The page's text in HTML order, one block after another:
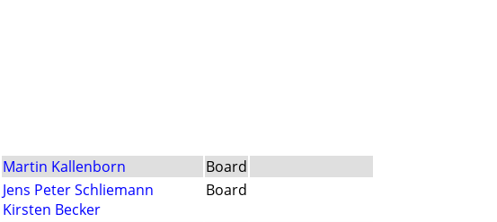
Martin Kallenborn
Board
Jens Peter Schliemann
Kirsten Becker
Board